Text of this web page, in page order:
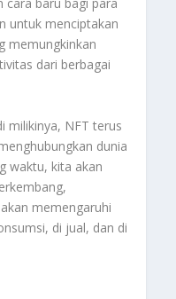
untuk menciptakan
memungkinkan
dari berbagai
milikinya, NFT terus
dunia
waktu, kita akan
memengaruhi
di jual, dan di